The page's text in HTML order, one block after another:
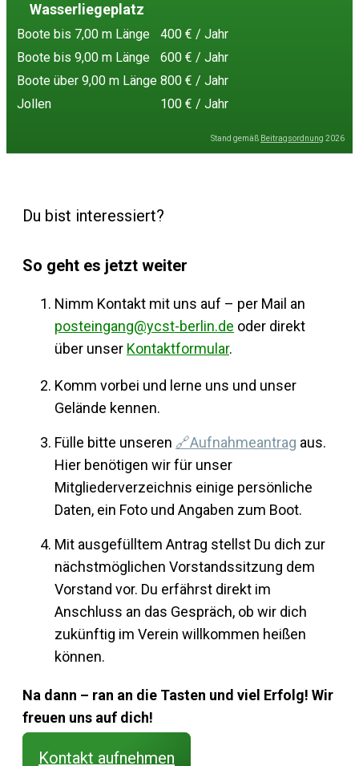
Wasserliegeplatz
Boote bis 7,00 m Länge
400 € / Jahr
Boote bis 9,00 m Länge
600 € / Jahr
Boote über 9,00 m Länge 800 € / Jahr
Jollen
100 € / Jahr
Stand gemäß Beitragsordnung 2026
Du bist interessiert?
So geht es jetzt weiter
Nimm Kontakt mit uns auf – per Mail an
posteingang@ycst-berlin.de oder direkt
über unser Kontaktformular.
Komm vorbei und lerne uns und unser
Gelände kennen.
Fülle bitte unseren 🔗Aufnahmeantrag aus.
Hier benötigen wir für unser
Mitgliederverzeichnis einige persönliche
Daten, ein Foto und Angaben zum Boot.
Mit ausgefülltem Antrag stellst Du dich zur
nächstmöglichen Vorstandssitzung dem
Vorstand vor. Du erfährst direkt im
Anschluss an das Gespräch, ob wir dich
zukünftig im Verein willkommen heißen
können.
Na dann – ran an die Tasten und viel Erfolg! Wir
freuen uns auf dich!
Kontakt aufnehmen